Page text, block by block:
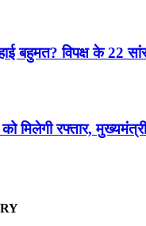
बहुमत? विपक्ष के 22
मिलेगी रफ्तार,